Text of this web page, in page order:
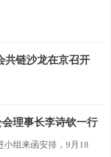
共链沙龙在京召开
理事长李诗钦一行
组来函安排，9月18